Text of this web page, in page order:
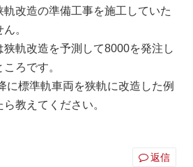
軌改造の準備工事を施工していた
。
狭軌改造を予測して8000を発注し
ろです。
に標準軌車両を狭軌に改造した例
教えてください。
返信